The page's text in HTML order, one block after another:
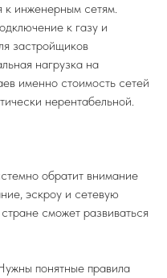
к инженерным сетям.
к газу и
застройщиков
нагрузка на
именно стоимость сетей
нерентабельной.
обратит внимание
эскроу и сетевую
сможет развиваться
понятные правила
кв. 19.